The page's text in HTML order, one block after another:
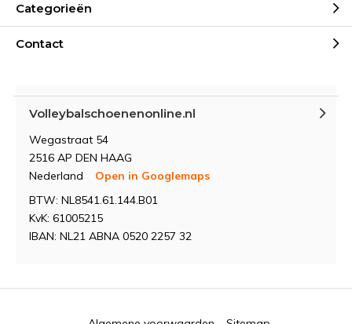
Categorieën
Contact
Volleybalschoenenonline.nl
Wegastraat 54
2516 AP DEN HAAG
Nederland
Open in Googlemaps
BTW: NL8541.61.144.B01
KvK: 61005215
IBAN: NL21 ABNA 0520 2257 32